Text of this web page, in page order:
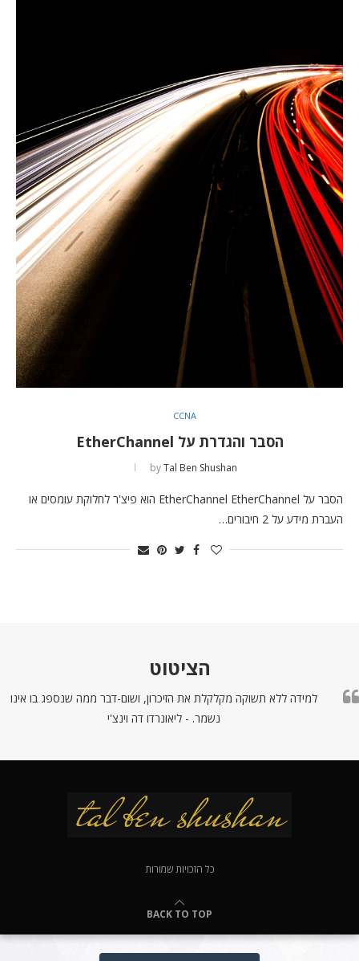
CCNA
הסבר והגדרת על EtherChannel
byTal Ben Shushan
הסבר על EtherChannel EtherChannel הוא פיצ'ר לחלוקת עומסים או
העברת מידע על 2 חיבורים…
הציטוט
למידה ללא תשוקה מקלקלת את הזיכרון, ושום-דבר ממה שנספג בו אינו
נשמר. - ליאונרדו דה וינצ'י
כל הזכויות שמורות
BACK TO TOP